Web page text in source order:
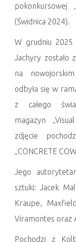
pokonkursowej
(Świdnica 2024).
W grudniu 2025
Jachyry zostało
na
odbyła się w
z całego
magazyn
zdjęcie
„CONCRETE
Jego
sztuki: Jacek
Kraupe,
Viramontes oraz
Pochodzi z